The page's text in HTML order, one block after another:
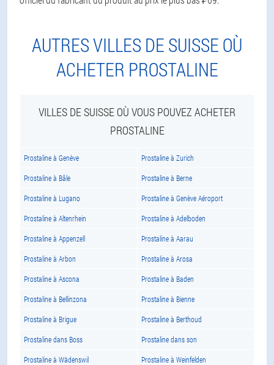
AUTRES VILLES DE SUISSE OÙ
ACHETER PROSTALINE
VILLES DE SUISSE OÙ VOUS POUVEZ ACHETER
PROSTALINE
Prostaline à Genève Prostaline à Zurich
Prostaline à Bâle Prostaline à Berne
Prostaline à Lugano Prostaline à Genève Aéroport
Prostaline à Altenrhein Prostaline à Adelboden
Prostaline à Appenzell Prostaline à Aarau
Prostaline à Arbon Prostaline à Arosa
Prostaline à Ascona Prostaline à Baden
Prostaline à Bellinzona Prostaline à Bienne
Prostaline à Brigue Prostaline à Berthoud
Prostaline dans Boss Prostaline dans son
Prostaline à Wädenswil Prostaline à Weinfelden